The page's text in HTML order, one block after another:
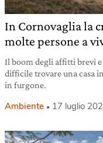
In Cornovaglia la
molte persone a
Il boom degli affitti brevi e
difficile trovare una casa
in furgone.
Ambiente 17 luglio